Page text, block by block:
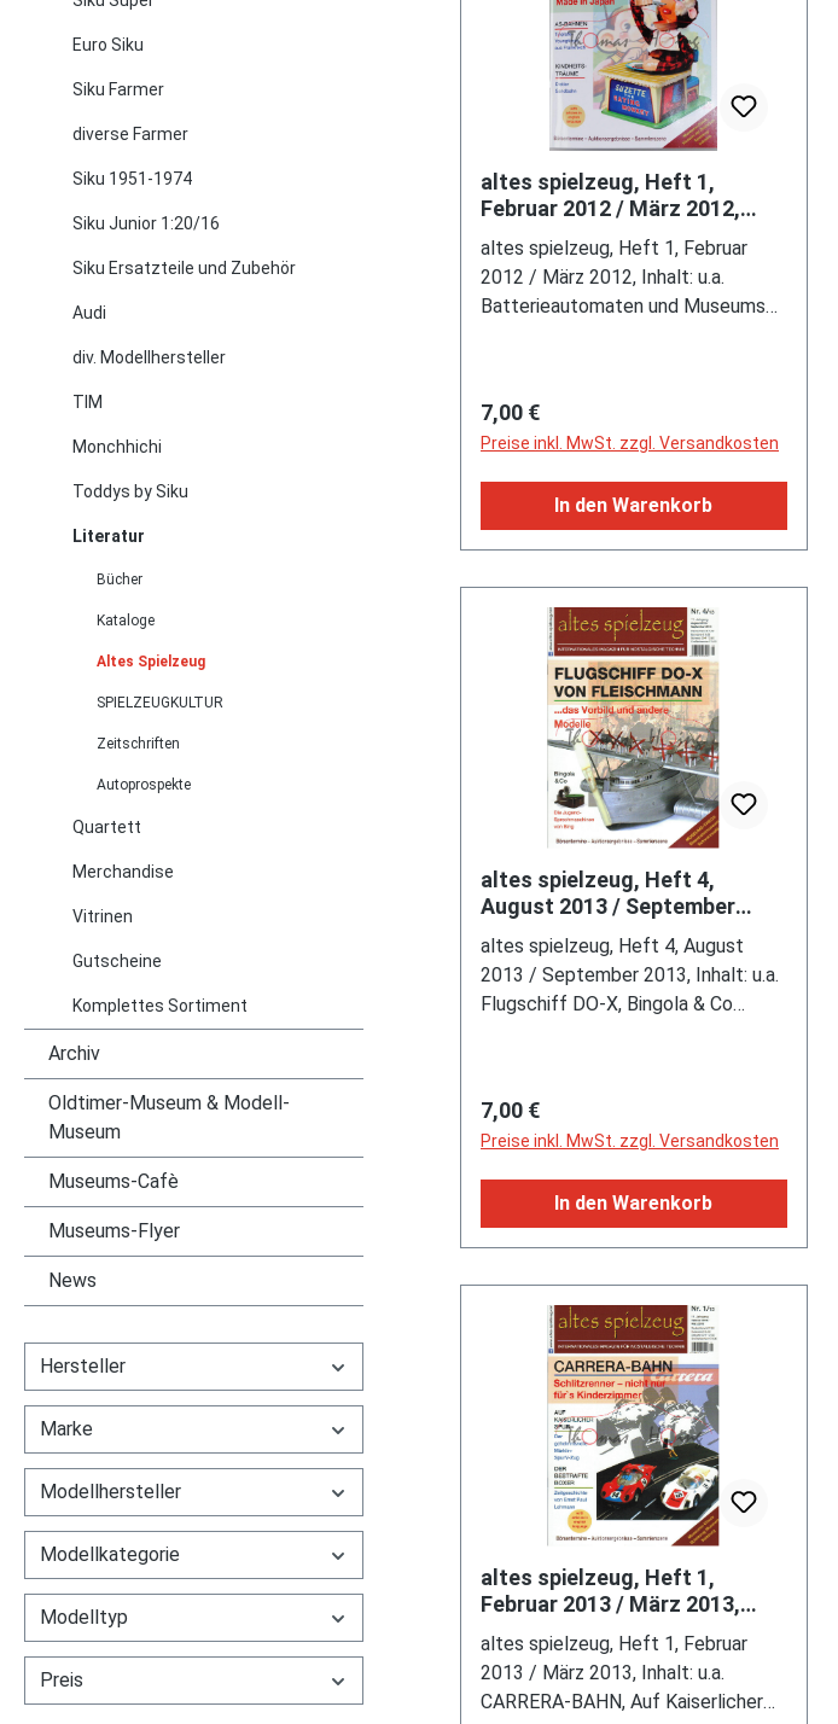
Euro Siku
Siku Farmer
diverse Farmer
Siku 1951-1974
Siku Junior 1:20/16
Siku Ersatzteile und Zubehör
Audi
div. Modellhersteller
TIM
Monchhichi
Toddys by Siku
Literatur
Bücher
Kataloge
Altes Spielzeug
SPIELZEUGKULTUR
Zeitschriften
Autoprospekte
Quartett
Merchandise
Vitrinen
Gutscheine
Komplettes Sortiment
Archiv
Oldtimer-Museum & Modell-
Museum
Museums-Cafè
Museums-Flyer
News
Hersteller
Marke
Modellhersteller
Modellkategorie
Modelltyp
Preis
altes spielzeug, Heft 1,
Februar 2012 / März 2012,
Inhalt: u.a. Batterieautomaten
und Museums Check
altes spielzeug, Heft 1, Februar
2012 / März 2012, Inhalt: u.a.
Batterieautomaten und Museums
Regulärer Preis:
7,00 €
Preise inkl. MwSt. zzgl. Versandkosten
In den Warenkorb
altes spielzeug, Heft 4,
August 2013 / September
2013, Inhalt: u.a. Flugschiff
DO-X, Bingola & Co Ju
altes spielzeug, Heft 4, August
2013 / September 2013, Inhalt: u.a.
Flugschiff DO-X, Bingola & Co
Märkte
Regulärer Preis:
7,00 €
Preise inkl. MwSt. zzgl. Versandkosten
In den Warenkorb
altes spielzeug, Heft 1,
Februar 2013 / März 2013,
Inhalt: u.a. CARRERA-BAHN,
Auf Kaiserlicher Spur
altes spielzeug, Heft 1, Februar
2013 / März 2013, Inhalt: u.a.
CARRERA-BAHN, Auf Kaiserlicher